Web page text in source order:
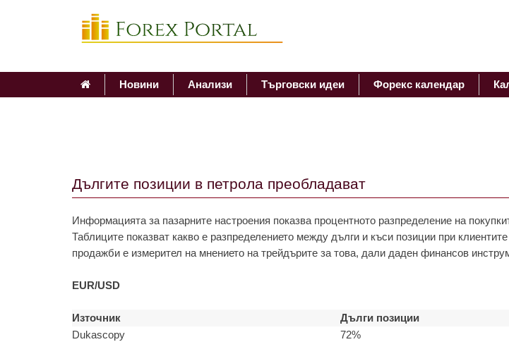
Новини Анализи Търговски идеи Форекс календар
Дългите позиции в петрола преобладават
Информацията за пазарните настроения показва процентното разпределение на
Таблиците показват какво е разпределението между дълги и къси позиции при
продажби е измерител на мнението на трейдърите за това, дали даден финансов
EUR/USD
Източник Дълги позиции
Dukascopy
72%